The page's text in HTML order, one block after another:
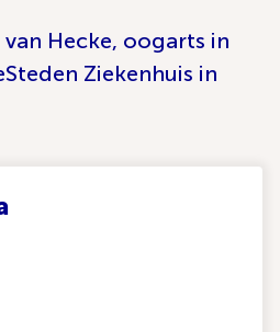
Hecke, oogarts in
Ziekenhuis in